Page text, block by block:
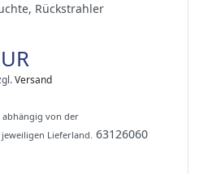
Rückstrahler
Versand
abhängig von der
Lieferland. 63126060